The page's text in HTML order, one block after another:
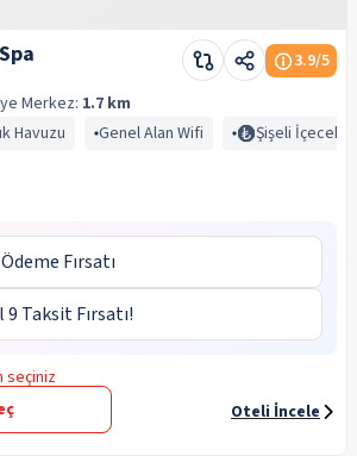
3.9/5
Merkez: 1.7 km
Havuzu Genel Alan Wifi
Şişeli
Fırsatı
9 Taksit Fırsatı!
seçiniz
Oteli İncele